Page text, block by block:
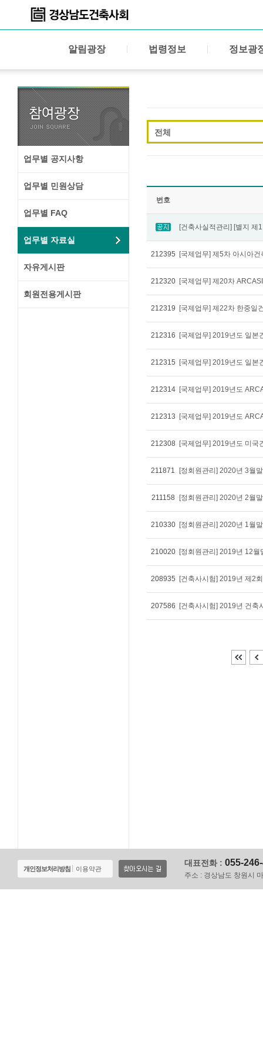
알림광장 법령정보 정보광
업무별 공지사항
업무별 민원상담
업무별 FAQ
업무별 자료실
자유게시판
회원전용게시판
전체
번호
212395 [국제업무] 제5차 아시아
212320 [국제업무] 제20차
212319 [국제업무] 제22차 한중일
212316 [국제업무] 2019년도 일본
212315 [국제업무] 2019년도 일본
212314 [국제업무] 2019년도
212313 [국제업무] 2019년도
212308 [국제업무] 2019년도 미국
211871 [정회원관리] 2020년 3월
211158 [정회원관리] 2020년 2월
210330 [정회원관리] 2020년 1월
210020 [정회원관리] 2019년 12
208935 [건축사시험] 2019년 제2
207586 [건축사시험] 2019년 건축
개인정보처리방침 이용약관
대표전화 : 055-
주소 : 경상남도 창원시